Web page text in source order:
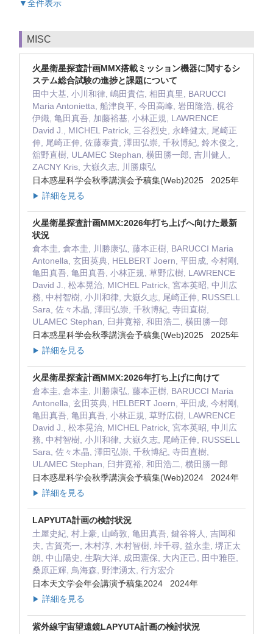
▼全件表示
MISC
火星衛星探査計画MMX搭載ミッション機器に関するシ
ステム総合試験の進捗と課題について
田中大基, 小川和律, 嶋田貴信, 相田真里, BARUCCI
Maria Antonietta, 船津良平, 今田高峰, 岩田隆浩, 梶谷
伊織, 亀田真吾, 加藤裕基, 小林正規, LAWRENCE
David J., MICHEL Patrick, 三谷烈史, 永峰健太, 尾崎正
伸, 尾崎正伸, 佐藤泰貴, 澤田弘崇, 千秋博紀, 鈴木俊之,
舘野直樹, ULAMEC Stephan, 横田勝一郎, 吉川健人,
ZACNY Kris, 大嶽久志, 川勝康弘
日本惑星科学会秋季講演会予稿集(Web)2025 2025年
▶ 詳細を見る
火星衛星探査計画MMX:2026年打ち上げへ向けた最新
状況
倉本圭, 倉本圭, 川勝康弘, 藤本正樹, BARUCCI Maria
Antonella, 玄田英典, HELBERT Joern, 平田成, 今村剛,
亀田真吾, 亀田真吾, 小林正規, 草野広樹, LAWRENCE
David J., 松本晃治, MICHEL Patrick, 宮本英昭, 中川広
務, 中村智樹, 小川和律, 大嶽久志, 尾崎正伸, RUSSELL
Sara, 佐々木晶, 澤田弘崇, 千秋博紀, 寺田直樹,
ULAMEC Stephan, 臼井寛裕, 和田浩二, 横田勝一郎
日本惑星科学会秋季講演会予稿集(Web)2025 2025年
▶ 詳細を見る
火星衛星探査計画MMX:2026年打ち上げに向けて
倉本圭, 倉本圭, 川勝康弘, 藤本正樹, BARUCCI Maria
Antonella, 玄田英典, HELBERT Joern, 平田成, 今村剛,
亀田真吾, 亀田真吾, 小林正規, 草野広樹, LAWRENCE
David J., 松本晃治, MICHEL Patrick, 宮本英昭, 中川広
務, 中村智樹, 小川和律, 大嶽久志, 尾崎正伸, RUSSELL
Sara, 佐々木晶, 澤田弘崇, 千秋博紀, 寺田直樹,
ULAMEC Stephan, 臼井寛裕, 和田浩二, 横田勝一郎
日本惑星科学会秋季講演会予稿集(Web)2024 2024年
▶ 詳細を見る
LAPYUTA計画の検討状況
土屋史紀, 村上豪, 山崎敦, 亀田真吾, 鍵谷将人, 吉岡和
夫, 古賀亮一, 木村淳, 木村智樹, 垰千尋, 益永圭, 堺正太
朗, 中山陽史, 生駒大洋, 成田憲保, 大内正己, 田中雅臣,
桑原正輝, 鳥海森, 野津湧太, 行方宏介
日本天文学会年会講演予稿集2024 2024年
▶ 詳細を見る
紫外線宇宙望遠鏡LAPYUTA計画の検討状況